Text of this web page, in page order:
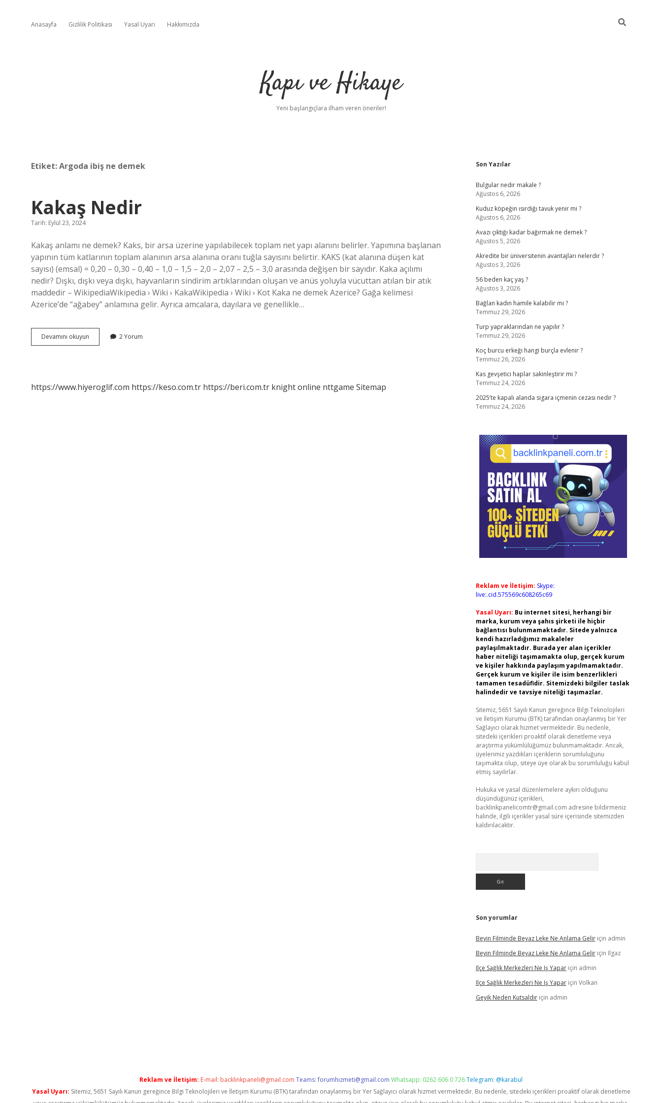
Anasayfa Gizlilik Politikası Yasal Uyarı Hakkımızda
Kapı ve Hikaye
Yeni başlangıçlara ilham veren öneriler!
Etiket:Argoda ibiş ne demek
Kakaş Nedir
Tarih: Eylül 23, 2024
Kakaş anlamı ne demek? Kaks, bir arsa üzerine yapılabilecek toplam net yapı alanını belirler. Yapımına başlanan
yapının tüm katlarının toplam alanının arsa alanına oranı tuğla sayısını belirtir. KAKS (kat alanına düşen kat
sayısı) (emsal) = 0,20 – 0,30 – 0,40 – 1,0 – 1,5 – 2,0 – 2,07 – 2,5 – 3,0 arasında değişen bir sayıdır. Kaka açılımı
nedir? Dışkı, dışkı veya dışkı, hayvanların sindirim artıklarından oluşan ve anüs yoluyla vücuttan atılan bir atık
maddedir – WikipediaWikipedia › Wiki › KakaWikipedia › Wiki › Kot Kaka ne demek Azerice? Gağa kelimesi
Azerice’de “ağabey” anlamına gelir. Ayrıca amcalara, dayılara ve genellikle…
Devamını okuyun
Nedir
2 Yorum
https://www.hiyeroglif.com https://keso.com.tr https://beri.com.tr knight online nttgame Sitemap
Sidebar
Son Yazılar
Bulgular nedir makale ?
Ağustos 6, 2026
Kuduz köpeğin ısırdığı tavuk yenir mi ?
Ağustos 6, 2026
Avazı çıktığı kadar bağırmak ne demek ?
Ağustos 5, 2026
Akredite bir üniversitenin avantajları nelerdir ?
Ağustos 3, 2026
56 beden kaç yaş ?
Ağustos 3, 2026
Bağlan kadın hamile kalabilir mi ?
Temmuz 29, 2026
Turp yapraklarından ne yapılır ?
Temmuz 29, 2026
Koç burcu erkeği hangi burçla evlenir ?
Temmuz 26, 2026
Kas gevşetici haplar sakinleştirir mi ?
Temmuz 24, 2026
2025’te kapalı alanda sigara içmenin cezası nedir ?
Temmuz 24, 2026
Reklam ve İletişim: Skype:
live:.cid.575569c608265c69
Yasal Uyarı: Bu internet sitesi, herhangi bir
marka, kurum veya şahıs şirketi ile hiçbir
bağlantısı bulunmamaktadır. Sitede yalnızca
kendi hazırladığımız makaleler
paylaşılmaktadır. Burada yer alan içerikler
haber niteliği taşımamakta olup, gerçek kurum
ve kişiler hakkında paylaşım yapılmamaktadır.
Gerçek kurum ve kişiler ile isim benzerlikleri
tamamen tesadüfidir. Sitemizdeki bilgiler taslak
halindedir ve tavsiye niteliği taşımazlar.
Sitemiz, 5651 Sayılı Kanun gereğince Bilgi Teknolojileri
ve İletişim Kurumu (BTK) tarafından onaylanmış bir Yer
Sağlayıcı olarak hizmet vermektedir. Bu nedenle,
sitedeki içerikleri proaktif olarak denetleme veya
araştırma yükümlülüğümüz bulunmamaktadır. Ancak,
üyelerimiz yazdıkları içeriklerin sorumluluğunu
taşımakta olup, siteye üye olarak bu sorumluluğu kabul
etmiş sayılırlar.
Hukuka ve yasal düzenlemelere aykırı olduğunu
düşündüğünüz içerikleri,
backlinkpanelicomtr@gmail.com adresine bildirmeniz
halinde, ilgili içerikler yasal süre içerisinde sitemizden
kaldırılacaktır.
Son yorumlar
Beyin Filminde Beyaz Leke Ne Anlama Geliriçin admin
Beyin Filminde Beyaz Leke Ne Anlama Geliriçin Ilgaz
Ilçe Sağlık Merkezleri Ne Iş Yapariçin admin
Ilçe Sağlık Merkezleri Ne Iş Yapariçin Volkan
Geyik Neden Kutsaldıriçin admin
Reklam ve İletişim: E-mail: backlinkpaneli@gmail.com Teams:forumhizmeti@gmail.com Whatsapp: 0262 606 0 726Telegram: @karabul
Yasal Uyarı: Sitemiz, 5651 Sayılı Kanun gereğince Bilgi Teknolojileri ve İletişim Kurumu (BTK) tarafından onaylanmış bir Yer Sağlayıcı olarak hizmet vermektedir. Bu nedenle, sitedeki içerikleri proaktif olarak denetleme